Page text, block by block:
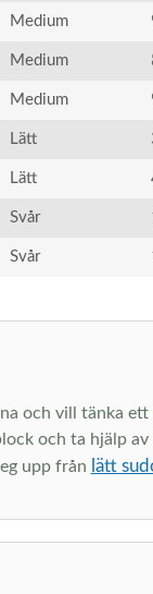
Medium
Medium
Medium
Lätt
Lätt
Svår
Svår
och vill tänka
och ta hjälp
upp från lätt